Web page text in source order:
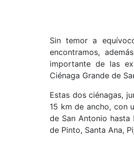
Sin temor a
encontramos,
importante de las
Ciénaga Grande de
Estas dos ciénagas,
15 km de ancho, con
de San Antonio hasta
de Pinto, Santa Ana,